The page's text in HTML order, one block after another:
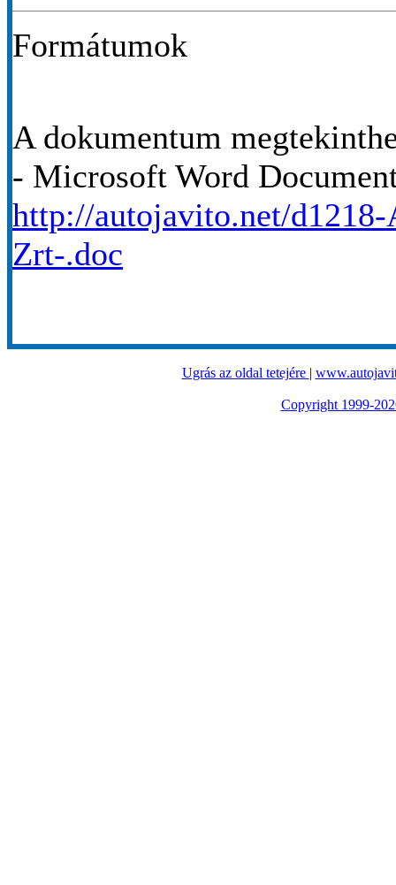
Formátumok
A dokumentum
- Microsoft Word
http://autojavito.net/
Zrt-.doc
Ugrás az oldal tetejére |
Copyright 1999-